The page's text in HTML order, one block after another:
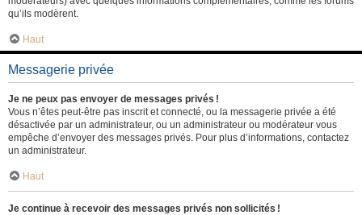
qu’ils modèrent.
Haut
Messagerie privée
Je ne peux pas envoyer de messages privés !
Vous n’êtes peut-être pas inscrit et connecté, ou la messagerie privée a été
désactivée par un administrateur, ou un administrateur ou modérateur vous
empêche d’envoyer des messages privés. Pour plus d’informations, contactez
un administrateur.
Haut
Je continue à recevoir des messages privés non sollicités !